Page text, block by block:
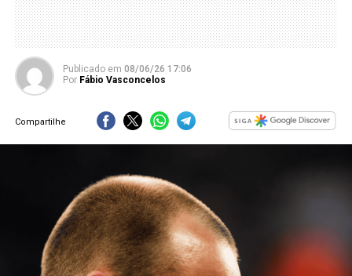
Publicado em 08/06/26 17:06
Por Fábio Vasconcelos
Compartilhe